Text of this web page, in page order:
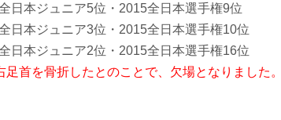
本ジュニア5位・2015全日本選手権9位
本ジュニア3位・2015全日本選手権10位
本ジュニア2位・2015全日本選手権16位
首を骨折したとのことで、欠場となりました。